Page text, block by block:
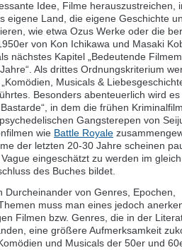
Idee, Filme herauszustreichen,
eigene Land, die eigene Geschichte
wie etwa Ozus Werke oder die
von Kon Ichikawa und Masaki
nächstes Kapitel „Bedeutende
Als drittes Ordnungskriterium
Musicals &
Besonders abenteuerlich wird
in dem die frühen
Gangsterepen von
wie Battle Royale
der letzten 20-30 Jahre scheinen
eingeschätzt zu werden im
des Buches bildet.
Durcheinander von Genres, Epochen,
muss man eines jedoch
Filmen bzw. Genres, die in der
eine größere Aufmerksamkeit
und Musicals der 50er und